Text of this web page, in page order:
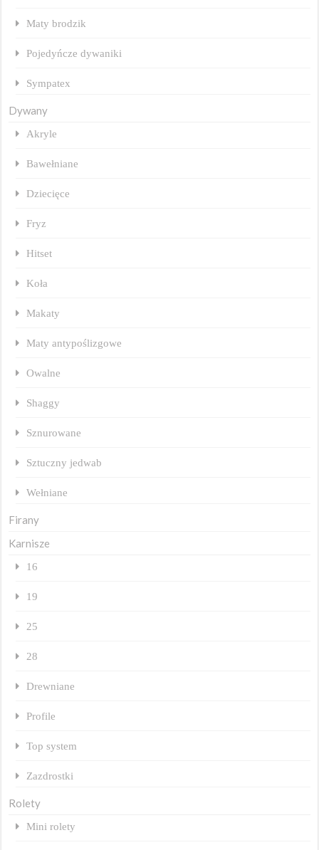
Maty brodzik
Pojedyńcze dywaniki
Sympatex
Dywany
Akryle
Bawełniane
Dziecięce
Fryz
Hitset
Koła
Makaty
Maty antypoślizgowe
Owalne
Shaggy
Sznurowane
Sztuczny jedwab
Wełniane
Firany
Karnisze
16
19
25
28
Drewniane
Profile
Top system
Zazdrostki
Rolety
Mini rolety